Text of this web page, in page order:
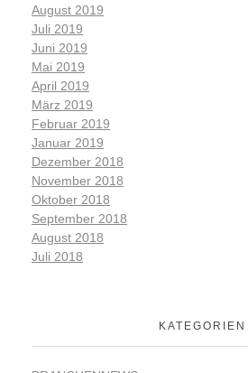
August 2019
Juli 2019
Juni 2019
Mai 2019
April 2019
März 2019
Februar 2019
Januar 2019
Dezember 2018
November 2018
Oktober 2018
September 2018
August 2018
Juli 2018
KATEGORIEN